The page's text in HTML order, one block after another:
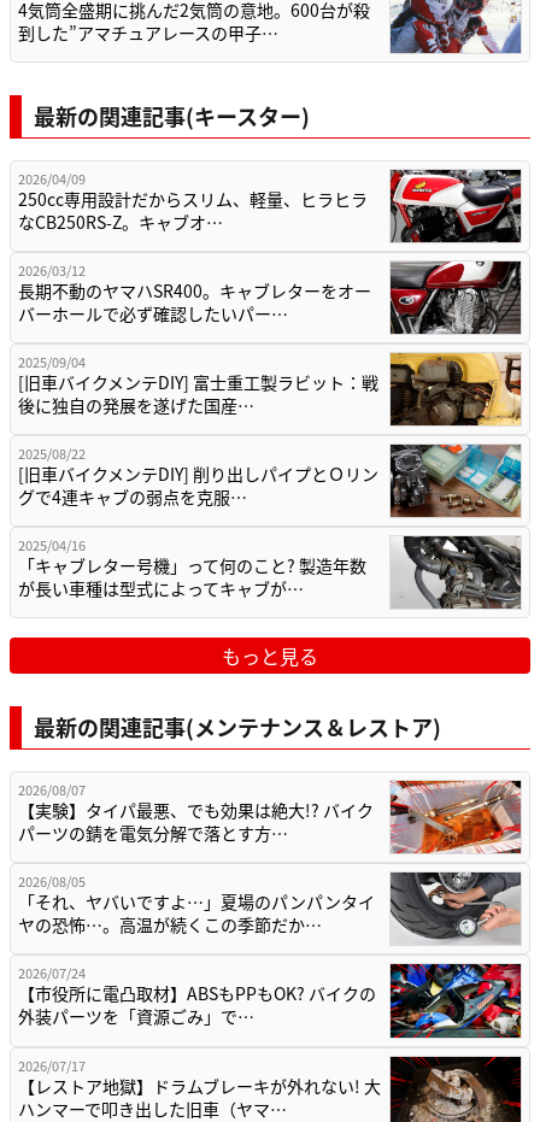
4気筒全盛期に挑んだ2気筒の意地。600台が殺
到した”アマチュアレースの甲子…
最新の関連記事(キースター)
2026/04/09
250cc専用設計だからスリム、軽量、ヒラヒラ
なCB250RS-Z。キャブオ…
2026/03/12
長期不動のヤマハSR400。キャブレターをオー
バーホールで必ず確認したいパー…
2025/09/04
[旧車バイクメンテDIY] 富士重工製ラビット：戦
後に独自の発展を遂げた国産…
2025/08/22
[旧車バイクメンテDIY] 削り出しパイプとＯリン
グで4連キャブの弱点を克服…
2025/04/16
「キャブレター号機」って何のこと? 製造年数
が長い車種は型式によってキャブが…
もっと見る
最新の関連記事(メンテナンス＆レストア)
2026/08/07
【実験】タイパ最悪、でも効果は絶大!? バイク
パーツの錆を電気分解で落とす方…
2026/08/05
「それ、ヤバいですよ…」夏場のパンパンタイ
ヤの恐怖…。高温が続くこの季節だか…
2026/07/24
【市役所に電凸取材】ABSもPPもOK? バイクの
外装パーツを「資源ごみ」で…
2026/07/17
【レストア地獄】ドラムブレーキが外れない! 大
ハンマーで叩き出した旧車（ヤマ…